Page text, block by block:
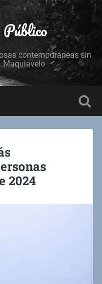
contemporáneas sin
Maquiavelo
2024